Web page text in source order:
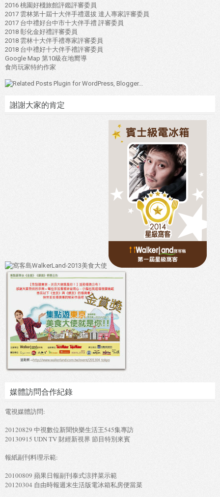
2016 桃園好棧旅館評鑑評審委員
2017 雲林第十屆十大伴手禮選拔 達人專家評審委員
2017 台中禮好台中市十大伴手禮 評審委員
2018 彰化金好禮評審委員
2018 雲林十大伴手禮專家評審委員
2018 台中禮好十大伴手禮評審委員
Google Map 第10級在地嚮導
食尚玩家特約作家
謝謝大家的肯定
媒體訪問合作紀錄
電視媒體訪問:
20120829 中視數位新聞快樂生活王545集專訪
20130915 UDN TV 財經新視界 節目特別來賓
報紙副刊料理示範:
20100809 蘋果日報副刊泰式涼拌菜示範
20120304 自由時報週末生活版電冰箱私房便當菜